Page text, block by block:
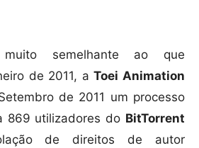
semelhante ao que
de 2011, aToei Animation
de 2011 um processo
869 utilizadores do BitTorrent
de direitos de autor